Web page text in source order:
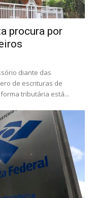
procura por
diante das
de escrituras de
tributária está...